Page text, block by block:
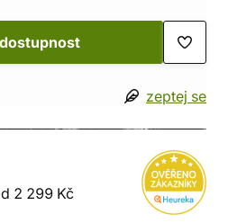
zeptej se
2 299 Kč